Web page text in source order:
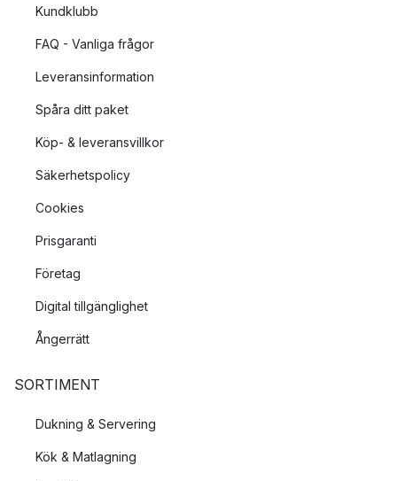
Kundklubb
FAQ - Vanliga frågor
Leveransinformation
Spåra ditt paket
Köp- & leveransvillkor
Säkerhetspolicy
Cookies
Prisgaranti
Företag
Digital tillgänglighet
Ångerrätt
SORTIMENT
Dukning & Servering
Kök & Matlagning